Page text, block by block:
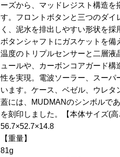
ーズから、マッドレジスト構造
す。フロントボタンと三つのダイ
く、泥水を排出しやすい形状を採
ボタンシャフトにガスケットを
温度のトリプルセンサーと二層液
ュールや、カーボンコアガード
性を実現。電波ソーラー、スーパ
います。ケース、ベゼル、ウレ
蓋には、MUDMANのシンボルで
を刻印しました。【本体サイズ(高
56.7×52.7×14.8
【重量】
81g